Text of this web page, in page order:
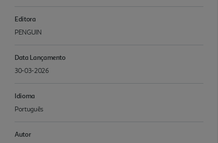
Editora
PENGUIN
Data Lançamento
30-03-2026
Idioma
Português
Autor